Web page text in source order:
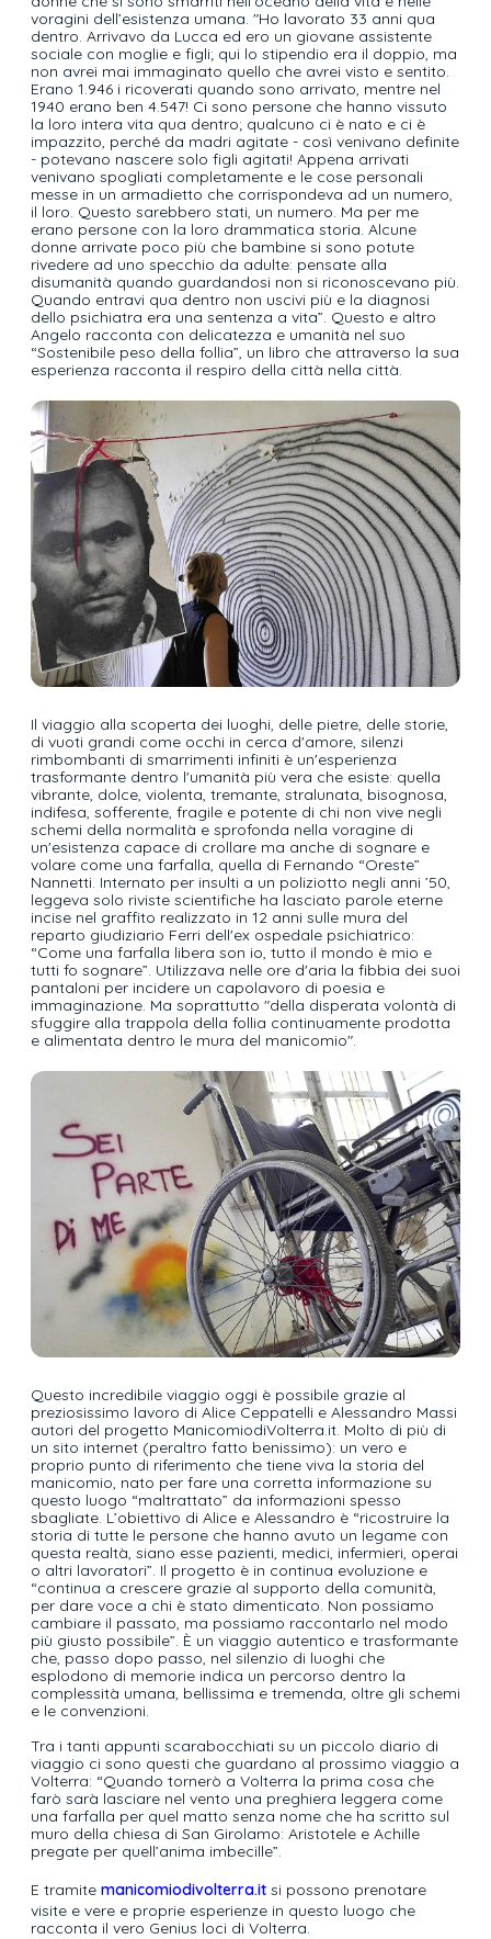
voragini dell’esistenza umana. "Ho lavorato 33 anni qua
dentro. Arrivavo da Lucca ed ero un giovane assistente
sociale con moglie e figli; qui lo stipendio era il doppio, ma
non avrei mai immaginato quello che avrei visto e sentito.
Erano 1.946 i ricoverati quando sono arrivato, mentre nel
1940 erano ben 4.547! Ci sono persone che hanno vissuto
la loro intera vita qua dentro; qualcuno ci è nato e ci è
impazzito, perché da madri agitate - così venivano definite
- potevano nascere solo figli agitati! Appena arrivati
venivano spogliati completamente e le cose personali
messe in un armadietto che corrispondeva ad un numero,
il loro. Questo sarebbero stati, un numero. Ma per me
erano persone con la loro drammatica storia. Alcune
donne arrivate poco più che bambine si sono potute
rivedere ad uno specchio da adulte: pensate alla
disumanità quando guardandosi non si riconoscevano più.
Quando entravi qua dentro non uscivi più e la diagnosi
dello psichiatra era una sentenza a vita”. Questo e altro
Angelo racconta con delicatezza e umanità nel suo
“Sostenibile peso della follia”, un libro che attraverso la sua
esperienza racconta il respiro della città nella città.
Il viaggio alla scoperta dei luoghi, delle pietre, delle storie,
di vuoti grandi come occhi in cerca d'amore, silenzi
rimbombanti di smarrimenti infiniti è un'esperienza
trasformante dentro l'umanità più vera che esiste: quella
vibrante, dolce, violenta, tremante, stralunata, bisognosa,
indifesa, sofferente, fragile e potente di chi non vive negli
schemi della normalità e sprofonda nella voragine di
un'esistenza capace di crollare ma anche di sognare e
volare come una farfalla, quella di Fernando “Oreste”
Nannetti. Internato per insulti a un poliziotto negli anni ’50,
leggeva solo riviste scientifiche ha lasciato parole eterne
incise nel graffito realizzato in 12 anni sulle mura del
reparto giudiziario Ferri dell'ex ospedale psichiatrico:
“Come una farfalla libera son io, tutto il mondo è mio e
tutti fo sognare”. Utilizzava nelle ore d'aria la fibbia dei suoi
pantaloni per incidere un capolavoro di poesia e
immaginazione. Ma soprattutto "della disperata volontà di
sfuggire alla trappola della follia continuamente prodotta
e alimentata dentro le mura del manicomio".
Questo incredibile viaggio oggi è possibile grazie al
preziosissimo lavoro di Alice Ceppatelli e Alessandro Massi
autori del progetto ManicomiodiVolterra.it. Molto di più di
un sito internet (peraltro fatto benissimo): un vero e
proprio punto di riferimento che tiene viva la storia del
manicomio, nato per fare una corretta informazione su
questo luogo “maltrattato” da informazioni spesso
sbagliate. L’obiettivo di Alice e Alessandro è “ricostruire la
storia di tutte le persone che hanno avuto un legame con
questa realtà, siano esse pazienti, medici, infermieri, operai
o altri lavoratori”. Il progetto è in continua evoluzione e
“continua a crescere grazie al supporto della comunità,
per dare voce a chi è stato dimenticato. Non possiamo
cambiare il passato, ma possiamo raccontarlo nel modo
più giusto possibile”. È un viaggio autentico e trasformante
che, passo dopo passo, nel silenzio di luoghi che
esplodono di memorie indica un percorso dentro la
complessità umana, bellissima e tremenda, oltre gli schemi
e le convenzioni.
Tra i tanti appunti scarabocchiati su un piccolo diario di
viaggio ci sono questi che guardano al prossimo viaggio a
Volterra: “Quando tornerò a Volterra la prima cosa che
farò sarà lasciare nel vento una preghiera leggera come
una farfalla per quel matto senza nome che ha scritto sul
muro della chiesa di San Girolamo: Aristotele e Achille
pregate per quell’anima imbecille”.
E tramite manicomiodivolterra.it si possono prenotare
visite e vere e proprie esperienze in questo luogo che
racconta il vero Genius loci di Volterra.